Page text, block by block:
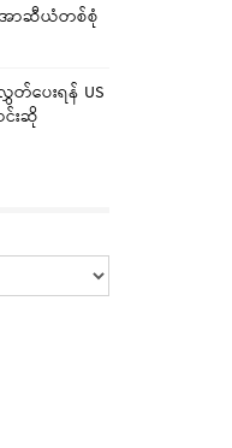
အာဆီယံတစ်စုံ
တ်ပေးရန် US
င်းဆို